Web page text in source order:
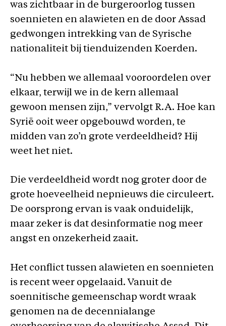
was zichtbaar in de burgeroorlog tussen
soennieten en alawieten en de door Assad
gedwongen intrekking van de Syrische
nationaliteit bij tienduizenden Koerden.
“Nu hebben we allemaal vooroordelen over
elkaar, terwijl we in de kern allemaal
gewoon mensen zijn,” vervolgt R.A. Hoe kan
Syrië ooit weer opgebouwd worden, te
midden van zo’n grote verdeeldheid? Hij
weet het niet.
Die verdeeldheid wordt nog groter door de
grote hoeveelheid nepnieuws die circuleert.
De oorsprong ervan is vaak onduidelijk,
maar zeker is dat desinformatie nog meer
angst en onzekerheid zaait.
Het conflict tussen alawieten en soennieten
is recent weer opgelaaid. Vanuit de
soennitische gemeenschap wordt wraak
genomen na de decennialange